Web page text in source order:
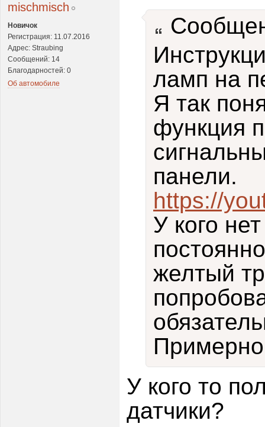
mischmisch
Новичок
Регистрация: 11.07.2016
Адрес: Straubing
Сообщений: 14
Благодарностей: 0
Об автомобиле
ламп на
Я так
функция
панели.
https://
У кого
желтый
Примерно
У кого то
датчики?